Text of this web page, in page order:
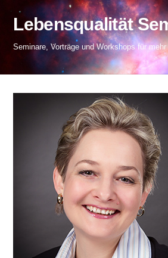
Lebensqualität
Seminare, Vorträge und Workshops für